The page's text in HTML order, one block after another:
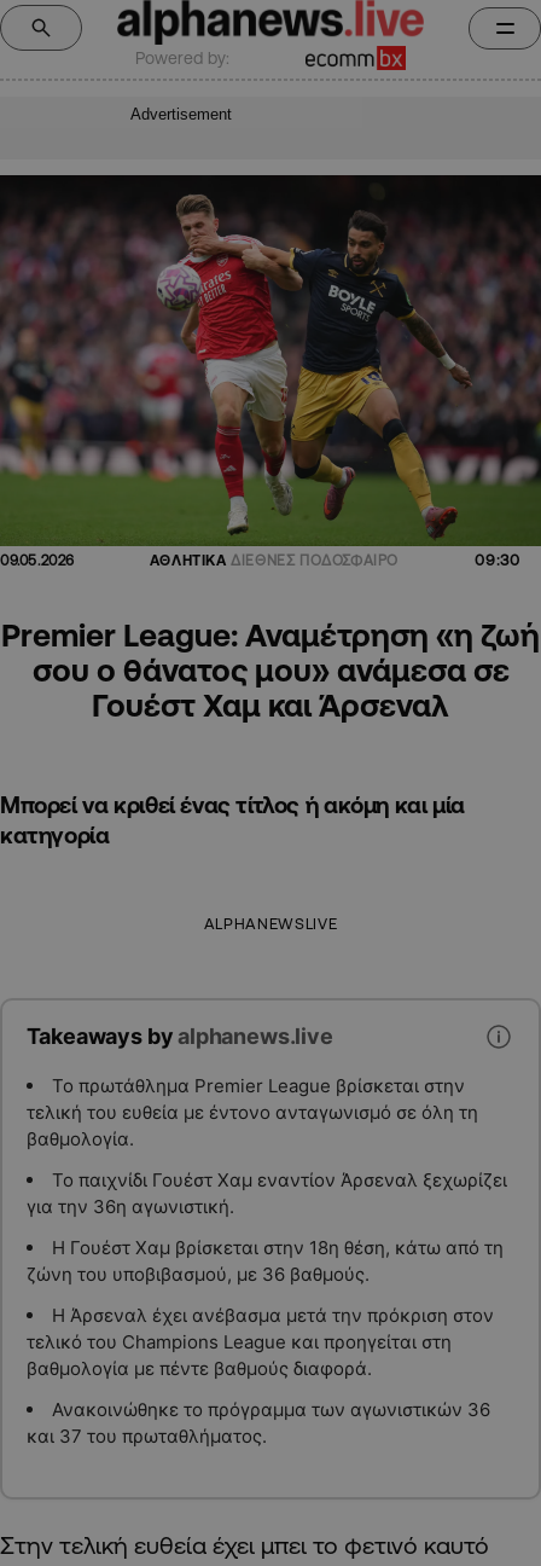
Powered by:
Advertisement
09.05.2026 ΑΘΛΗΤΙΚΑ ΔΙΕΘΝΕΣ ΠΟΔΟΣΦΑΙΡΟ 09:30
Premier League: Αναμέτρηση «η ζωή
σου ο θάνατος μου» ανάμεσα σε
Γουέστ Χαμ και Άρσεναλ
Μπορεί να κριθεί ένας τίτλος ή ακόμη και μία
κατηγορία
ALPHANEWSLIVE
Takeaways byalphanews.live
Το πρωτάθλημα Premier League βρίσκεται στην
τελική του ευθεία με έντονο ανταγωνισμό σε όλη τη
βαθμολογία.
Το παιχνίδι Γουέστ Χαμ εναντίον Άρσεναλ ξεχωρίζει
για την 36η αγωνιστική.
Η Γουέστ Χαμ βρίσκεται στην 18η θέση, κάτω από τη
ζώνη του υποβιβασμού, με 36 βαθμούς.
Η Άρσεναλ έχει ανέβασμα μετά την πρόκριση στον
τελικό του Champions League και προηγείται στη
βαθμολογία με πέντε βαθμούς διαφορά.
Ανακοινώθηκε το πρόγραμμα των αγωνιστικών 36
και 37 του πρωταθλήματος.
Στην τελική ευθεία έχει μπει το φετινό καυτό